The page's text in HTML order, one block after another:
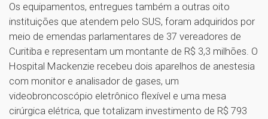
Os equipamentos, entregues também a outras oito
instituições que atendem pelo SUS, foram adquiridos por
meio de emendas parlamentares de 37 vereadores de
Curitiba e representam um montante de R$ 3,3 milhões. O
Hospital Mackenzie recebeu dois aparelhos de anestesia
com monitor e analisador de gases, um
videobroncoscópio eletrônico flexível e uma mesa
cirúrgica elétrica, que totalizam investimento de R$ 793